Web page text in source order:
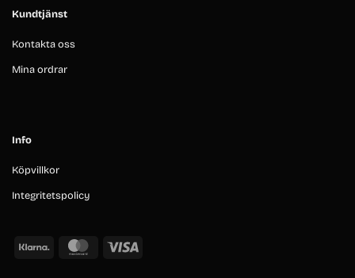
Kundtjänst
Kontakta oss
Mina ordrar
Info
Köpvillkor
Integritetspolicy
Klarna MasterCard